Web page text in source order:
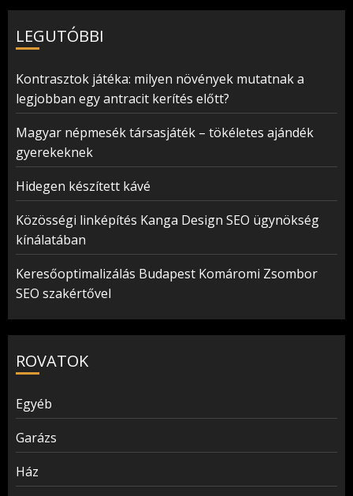
LEGUTÓBBI
Kontrasztok játéka: milyen növények mutatnak a
legjobban egy antracit kerítés előtt?
Magyar népmesék társasjáték – tökéletes ajándék
gyerekeknek
Hidegen készített kávé
Közösségi linképítés Kanga Design SEO ügynökség
kínálatában
Keresőoptimalizálás Budapest Komáromi Zsombor
SEO szakértővel
ROVATOK
Egyéb
Garázs
Ház